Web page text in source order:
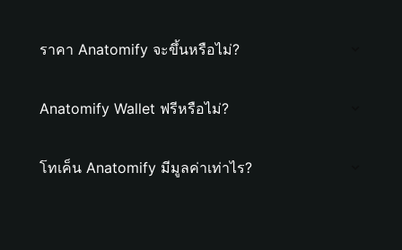
ราคา Anatomify จะขึ้นหรือไม่?
Anatomify Wallet ฟรีหรือไม่?
โทเค็น Anatomify มีมูลค่าเท่าไร?